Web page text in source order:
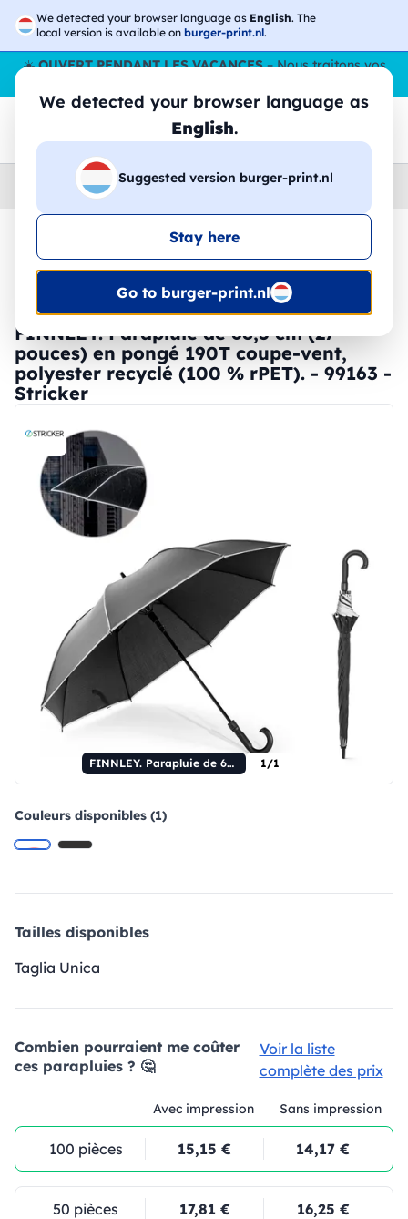
We detected your browser language as English. The
local version is available on burger-print.nl.
We detected your browser language as
English.
Suggested version burger-print.nl
Stay here
Go to burger-print.nl
☀️OUVERT PENDANT LES VACANCES– Nous traitons vos
Accessoires › parapluies-personnalises
🔥 Impression DTF à -30 %
FINNLEY. Parapluie de 68,5 cm (27
pouces) en pongé 190T coupe-vent,
polyester recyclé (100 % rPET). - 99163 -
Stricker
FINNLEY. Parapluie de 68,5 cm (27 pouces) en pongé 190T coupe-vent, polyester recyclé (100 % rPET). 1/1
Couleurs disponibles (1)
Tailles disponibles
Taglia Unica
Combien pourraient me coûter
ces parapluies ? 🤔
Voir la liste
complète des prix
Avec impression Sans impression
100 pièces 15,15 € 14,17 €
50 pièces 17,81 € 16,25 €